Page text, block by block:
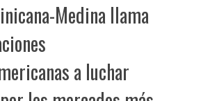
Medina llama
a luchar